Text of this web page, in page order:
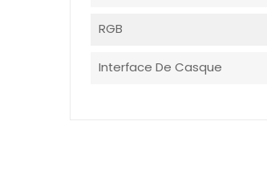
RGB
Interface De Casque